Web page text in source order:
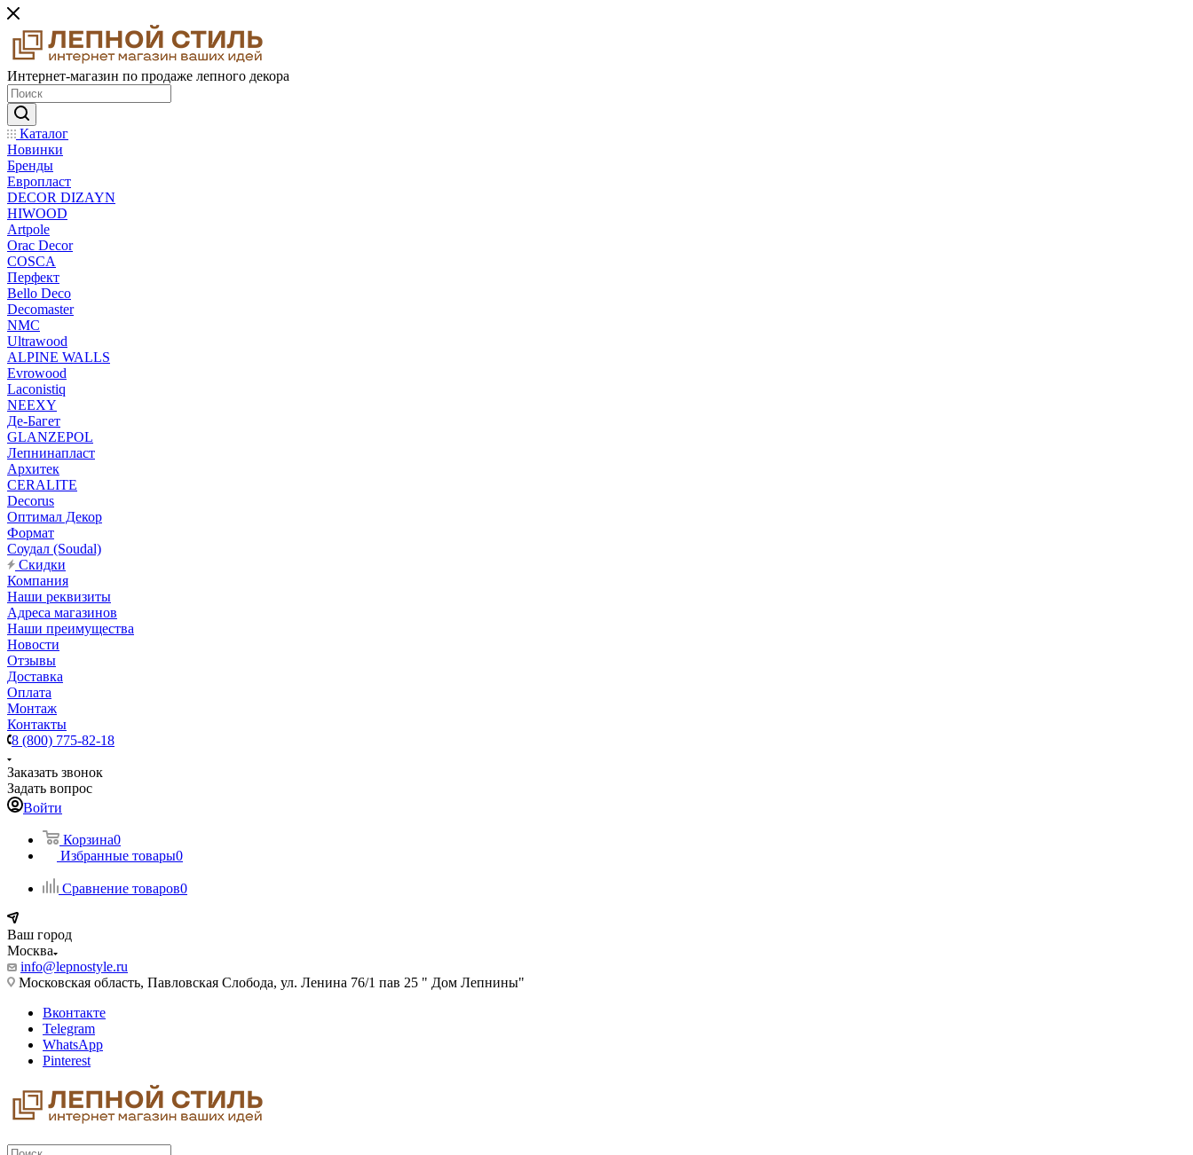
Интернет-магазин по продаже лепного декора
Каталог
Новинки
Бренды
Европласт
DECOR DIZAYN
HIWOOD
Artpole
Orac Decor
COSCA
Перфект
Bello Deco
Decomaster
NMС
Ultrawood
ALPINE WALLS
Evrowood
Laconistiq
NEEXY
Де-Багет
GLANZEPOL
Лепнинапласт
Архитек
CERALITE
Decorus
Оптимал Декор
Формат
Соудал (Soudal)
Скидки
Компания
Наши реквизиты
Адреса магазинов
Наши преимущества
Новости
Отзывы
Доставка
Оплата
Монтаж
Контакты
8 (800) 775-82-18
Заказать звонок
Задать вопрос
Войти
Корзина0
Избранные товары0
Сравнение товаров0
Ваш город
Москва
info@lepnostyle.ru
Московская область, Павловская Слобода, ул. Ленина 76/1 пав 25 " Дом Лепнины"
Вконтакте
Telegram
WhatsApp
Pinterest